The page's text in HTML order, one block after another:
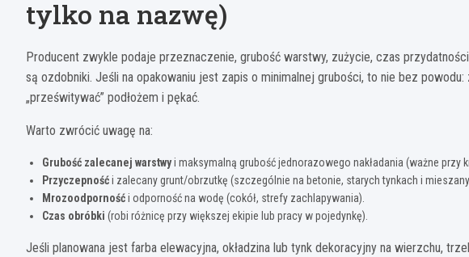
tylko na nazwę)
Producent zwykle podaje przeznaczenie, grubość warstwy, zużycie, czas
są ozdobniki. Jeśli na opakowaniu jest zapis o minimalnej grubości, to nie bez
„prześwitywać” podłożem i pękać.
Warto zwrócić uwagę na:
Grubość zalecanej warstwyi maksymalną grubość jednorazowego nakładania (ważne przy
Przyczepnośći zalecany grunt/obrzutkę (szczególnie na betonie, starych tynkach i
Mrozoodpornośći odporność na wodę (cokół, strefy zachlapywania).
Czas obróbki (robi różnicę przy większej ekipie lub pracy w pojedynkę).
Jeśli planowana jest farba elewacyjna, okładzina lub tynk dekoracyjny na wierzchu,